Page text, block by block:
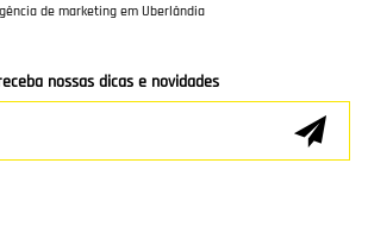
de marketing em Uberlândia
nossas dicas e novidades